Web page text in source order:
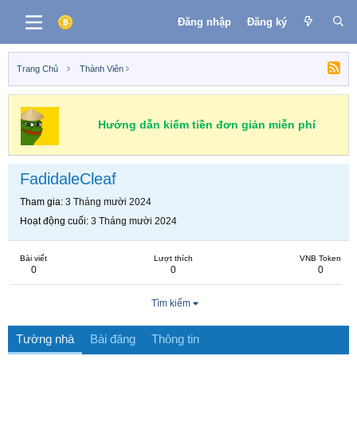
Đăng nhập Đăng ký
Trang Chủ Thành Viên
Hướng dẫn kiếm tiền đơn giản miễn phí
FadidaleCleaf
Tham gia 3 Tháng mười 2024
Hoạt động cuối 3 Tháng mười 2024
Bài viết
0
Lượt thích
0
VNB Token
0
Tìm kiếm
Tường nhà Bài đăng Thông tin